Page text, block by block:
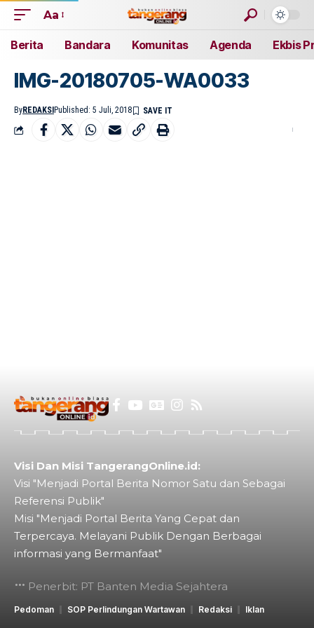
Aa
Berita Bandara Komunitas Agenda Ekbis
IMG-20180705-WA0033
ByREDAKSI Published: 5 Juli, 2018
Visi Dan Misi TangerangOnline.id:
Visi "Menjadi Portal Berita Nomor Satu dan Sebagai
Referensi Publik"
Misi "Menjadi Portal Berita Yang Cepat dan
Terpercaya. Melayani Publik Dengan Berbagai
informasi yang Bermanfaat"
Penerbit: PT Banten Media Sejahtera
Pedoman SOP Perlindungan Wartawan Redaksi Iklan